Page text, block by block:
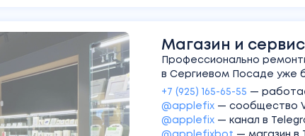
Магазин и
Профессионально
в Сергиевом Посаде уже
+7 (925) 165-65-55 —
@applefix — сообщество
@applefix — канал в